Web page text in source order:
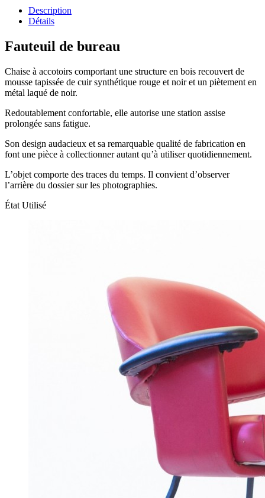
Description
Détails
Fauteuil de bureau
Chaise à accotoirs comportant une structure en bois recouvert de
mousse tapissée de cuir synthétique rouge et noir et un piètement en
métal laqué de noir.
Redoutablement confortable, elle autorise une station assise
prolongée sans fatigue.
Son design audacieux et sa remarquable qualité de fabrication en
font une pièce à collectionner autant qu’à utiliser quotidiennement.
L’objet comporte des traces du temps. Il convient d’observer
l’arrière du dossier sur les photographies.
État Utilisé